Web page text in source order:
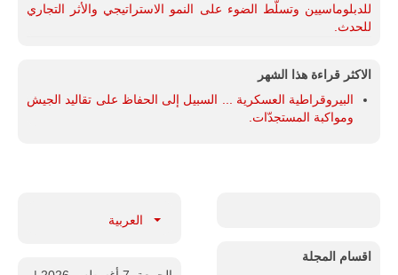
للدبلوماسيين وتسلّط الضوء على النمو الاستراتيجي والأثر التجاري
للحدث.
الاكثر قراءة هذا الشهر
البيروقراطية العسكرية ... السبيل إلى الحفاظ على تقاليد الجيش
ومواكبة المستجدّات.
اقسام المجلة
العربية